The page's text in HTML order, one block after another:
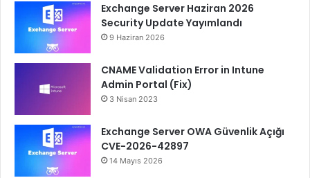
Exchange Server Haziran 2026
Security Update Yayımlandı
9 Haziran 2026
CNAME Validation Error in Intune
Admin Portal (Fix)
3 Nisan 2023
Exchange Server OWA Güvenlik Açığı
CVE-2026-42897
14 Mayıs 2026